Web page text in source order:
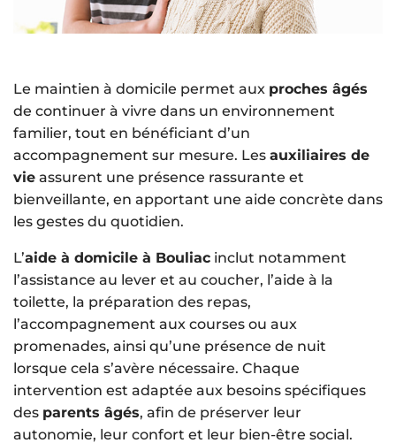
Le maintien à domicile permet aux proches âgés
de continuer à vivre dans un environnement
familier, tout en bénéficiant d’un
accompagnement sur mesure. Les auxiliaires de
vie assurent une présence rassurante et
bienveillante, en apportant une aide concrète dans
les gestes du quotidien.
L’aide à domicile à Bouliac inclut notamment
l’assistance au lever et au coucher, l’aide à la
toilette, la préparation des repas,
l’accompagnement aux courses ou aux
promenades, ainsi qu’une présence de nuit
lorsque cela s’avère nécessaire. Chaque
intervention est adaptée aux besoins spécifiques
des parents âgés, afin de préserver leur
autonomie, leur confort et leur bien-être social.